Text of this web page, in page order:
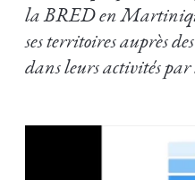
la BRED en
ses territoires auprès
dans leurs activités